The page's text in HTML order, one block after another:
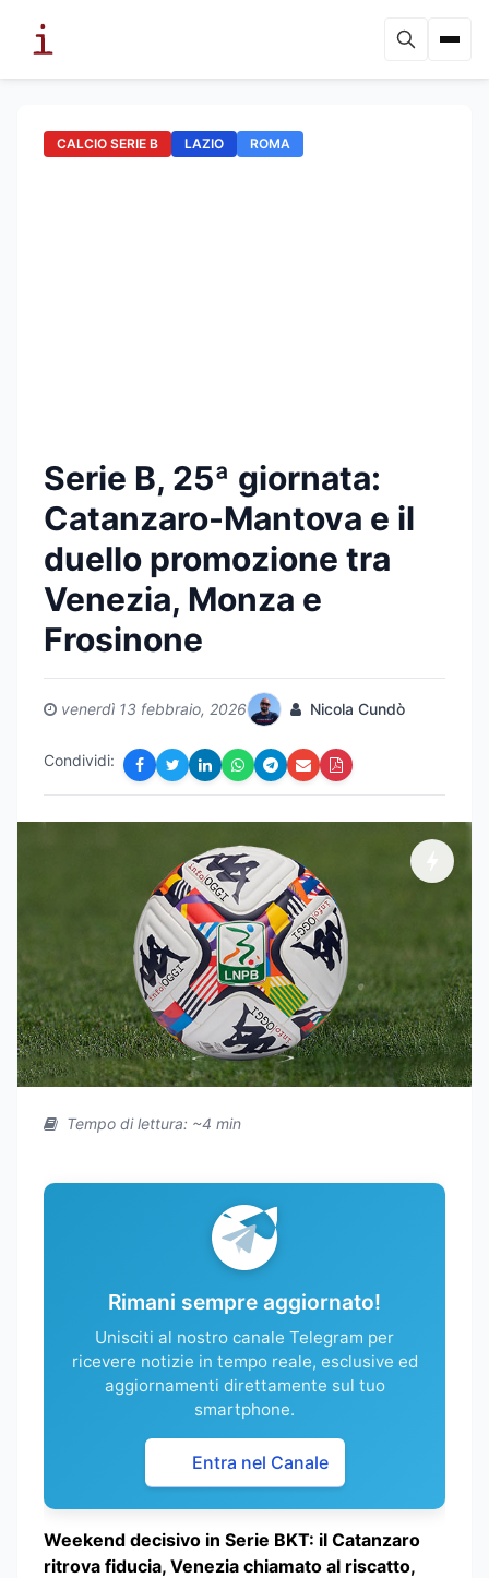
CALCIO SERIE B LAZIO ROMA
Serie B, 25ª giornata:
Catanzaro-Mantova e il
duello promozione tra
Venezia, Monza e
Frosinone
venerdì 13 febbraio, 2026 Nicola Cundò
Condividi:
Tempo di lettura: ~4 min
Rimani sempre aggiornato!
Unisciti al nostro canale Telegram per
ricevere notizie in tempo reale, esclusive ed
aggiornamenti direttamente sul tuo
smartphone.
Entra nel Canale
Weekend decisivo in Serie BKT: il Catanzaro
ritrova fiducia, Venezia chiamato al riscatto,